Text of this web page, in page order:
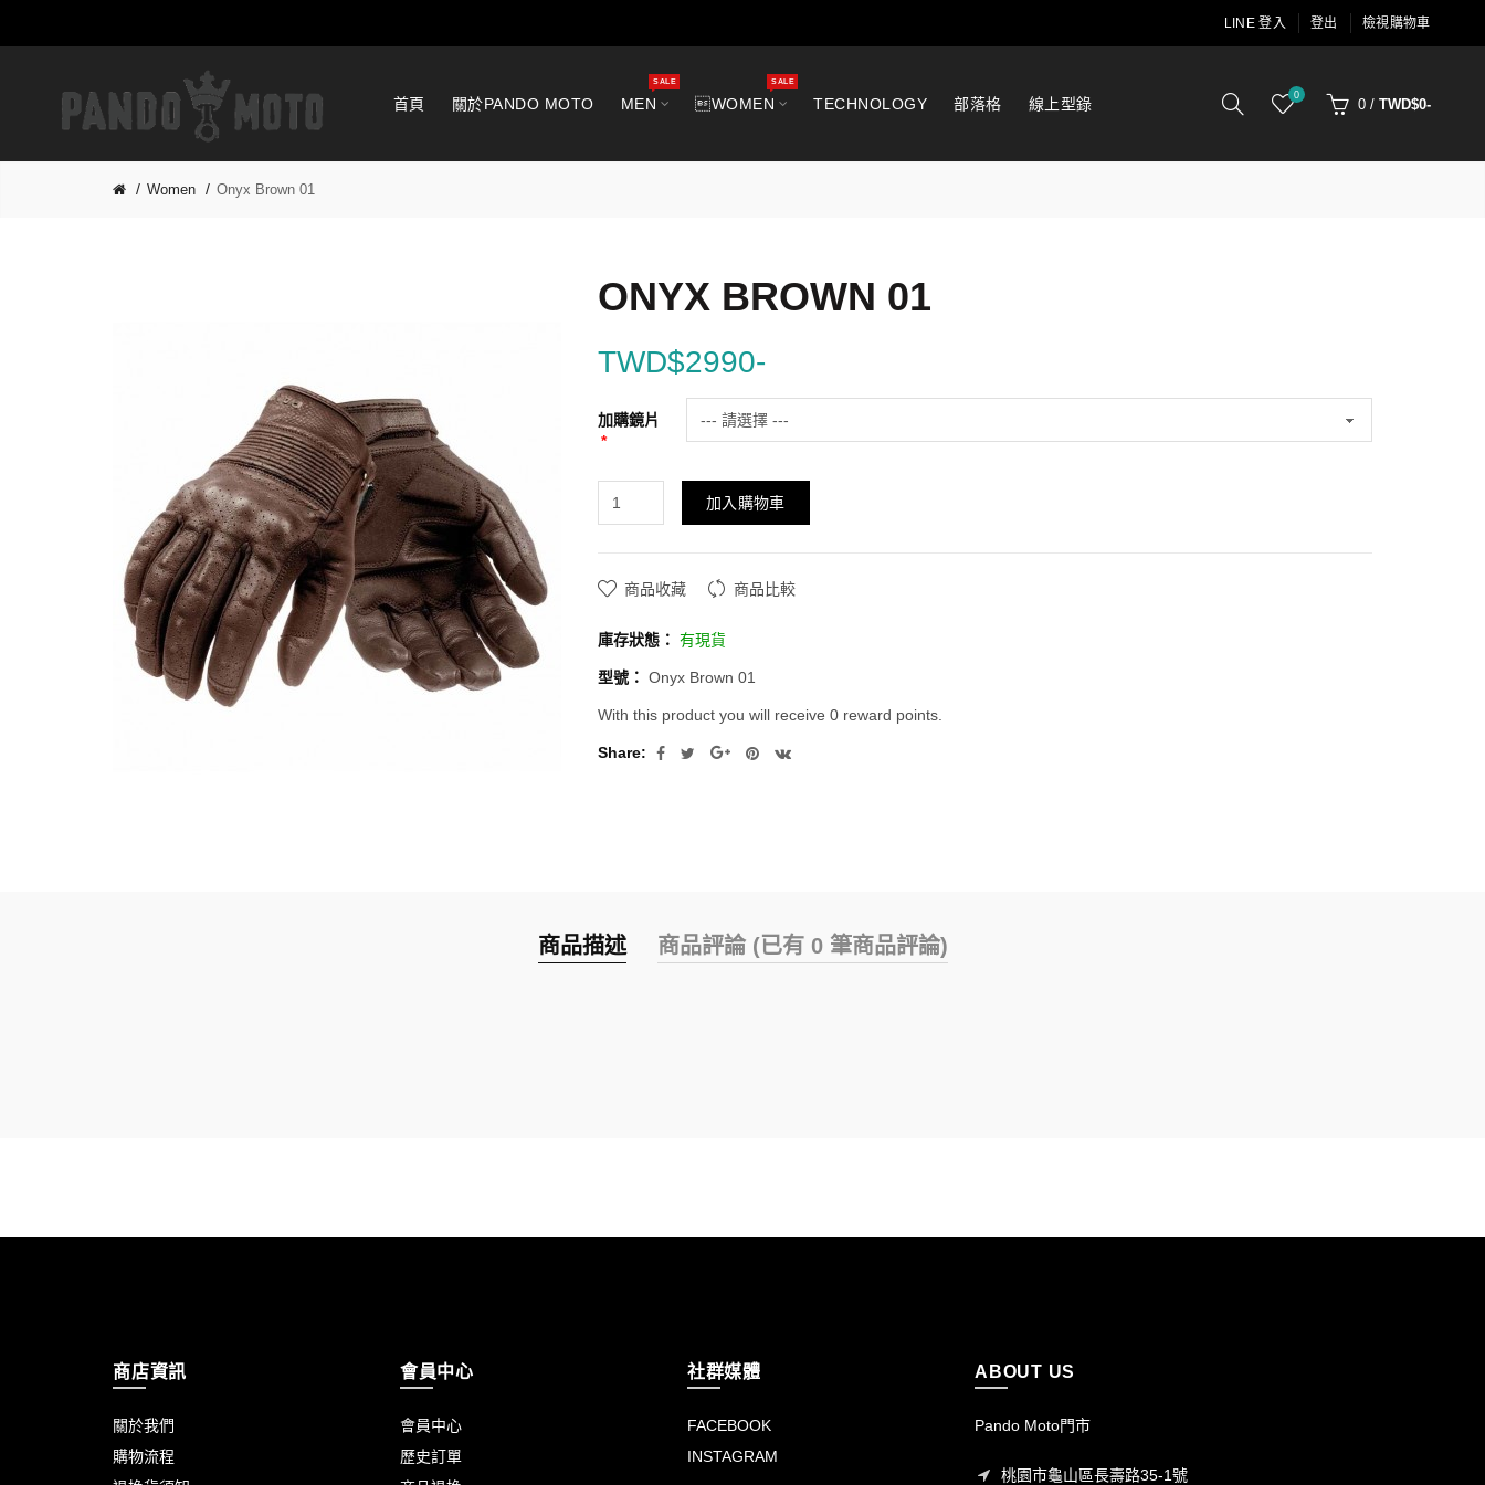
LINE 登入 登出 檢視購物車
首頁 關於PANDO MOTO MEN
SALE
WOMEN
SALE
TECHNOLOGY 部落格 線上型錄 0
0 / TWD$0-
Women Onyx Brown 01
ONYX BROWN 01
TWD$2990-
加購鏡片
加入購物車
商品收藏 商品比較
庫存狀態： 有現貨
型號： Onyx Brown 01
With this product you will receive 0 reward points.
Share:
商品描述 商品評論 (已有 0 筆商品評論)
商店資訊
關於我們
購物流程
會員中心
會員中心
歷史訂單
社群媒體
FACEBOOK
INSTAGRAM
ABOUT US
Pando Moto門市
桃園市龜山區長壽路35-1號